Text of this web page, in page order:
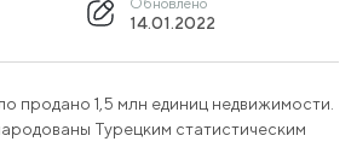
Обновлено
14.01.2022
продано 1,5 млн единиц недвижимости.
Турецким статистическим